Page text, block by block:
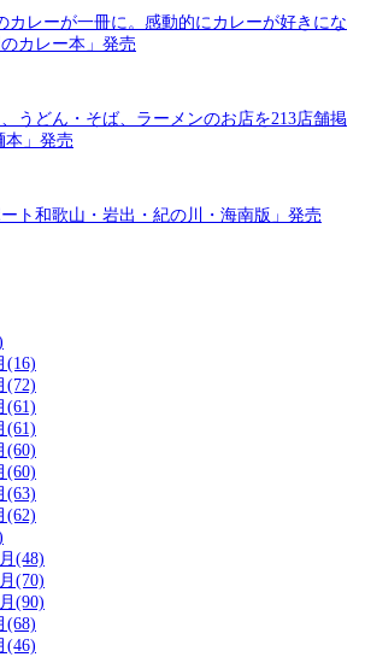
カレーが一冊に。感動的にカレーが好きにな
カレー本」発売
うどん・そば、ラーメンのお店を213店舗掲
本」発売
ート和歌山・岩出・紀の川・海南版」発売
(16)
(72)
(61)
(61)
(60)
(60)
(63)
(62)
(48)
(70)
(90)
(68)
(46)